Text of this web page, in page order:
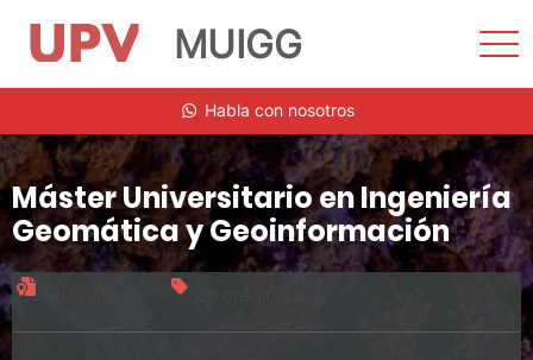
contenido
MUIGG
Habla con nosotros
Máster Universitario en Ingeniería
Geomática y Geoinformación